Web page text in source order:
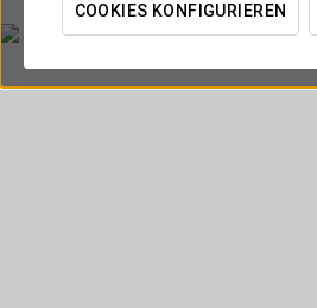
COOKIES KONFIGURIEREN